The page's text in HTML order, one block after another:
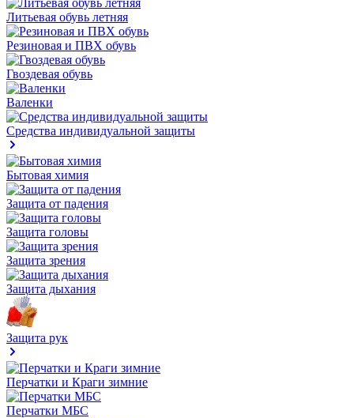
Литьевая обувь летняя
Резиновая и ПВХ обувь
Гвоздевая обувь
Валенки
Средства индивидуальной защиты
Бытовая химия
Защита от падения
Защита головы
Защита зрения
Защита дыхания
Защита рук
Перчатки и Краги зимние
Перчатки МБС